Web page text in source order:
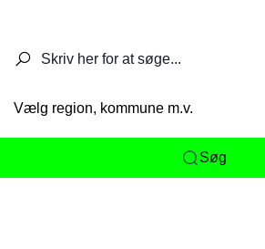
Vælg region, kommune m.v.
Søg